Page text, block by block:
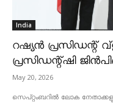
India
റഷ്യൻ പ്രസിഡന്റ്
പ്രസിഡന്റ്ഷി
May 20, 2026
സെപ്റ്റംബറിൽ ലോക